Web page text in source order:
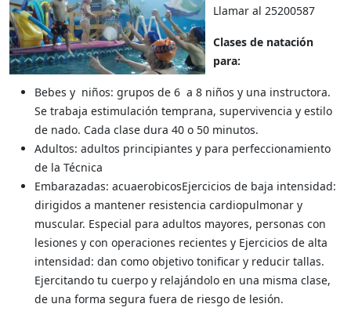
Llamar al 25200587
Clases de natación
para:
Bebes y niños: grupos de 6 a 8 niños y una instructora.
Se trabaja estimulación temprana, supervivencia y estilo
de nado. Cada clase dura 40 o 50 minutos.
Adultos: adultos principiantes y para perfeccionamiento
de la Técnica
Embarazadas: acuaerobicosEjercicios de baja intensidad:
dirigidos a mantener resistencia cardiopulmonar y
muscular. Especial para adultos mayores, personas con
lesiones y con operaciones recientes y Ejercicios de alta
intensidad: dan como objetivo tonificar y reducir tallas.
Ejercitando tu cuerpo y relajándolo en una misma clase,
de una forma segura fuera de riesgo de lesión.